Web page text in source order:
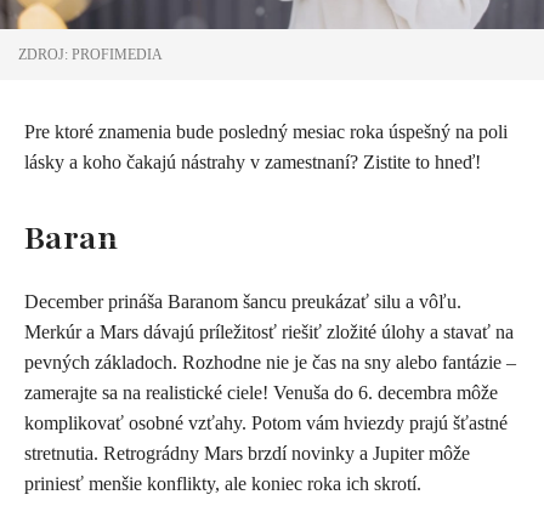
ZDROJ: PROFIMEDIA
Pre ktoré znamenia bude posledný mesiac roka úspešný na poli
lásky a koho čakajú nástrahy v zamestnaní? Zistite to hneď!
Baran
December prináša Baranom šancu preukázať silu a vôľu.
Merkúr a Mars dávajú príležitosť riešiť zložité úlohy a stavať na
pevných základoch. Rozhodne nie je čas na sny alebo fantázie –
zamerajte sa na realistické ciele! Venuša do 6. decembra môže
komplikovať osobné vzťahy. Potom vám hviezdy prajú šťastné
stretnutia. Retrográdny Mars brzdí novinky a Jupiter môže
priniesť menšie konflikty, ale koniec roka ich skrotí.